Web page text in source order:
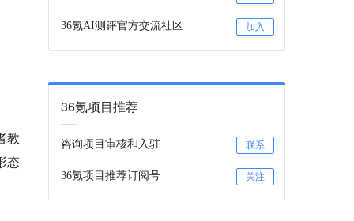
教
态
36氪AI测评官方交流社区 加入
36氪项目推荐
咨询项目审核和入驻 联系
36氪项目推荐订阅号 关注